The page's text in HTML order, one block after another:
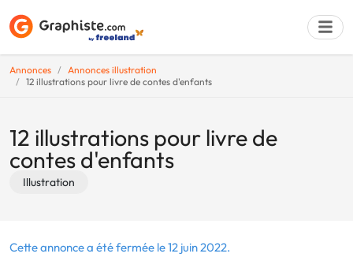
Annonces
Annonces illustration
12 illustrations pour livre de contes d'enfants
12 illustrations pour livre de
contes d'enfants
Illustration
Cette annonce a été fermée le 12 juin 2022.